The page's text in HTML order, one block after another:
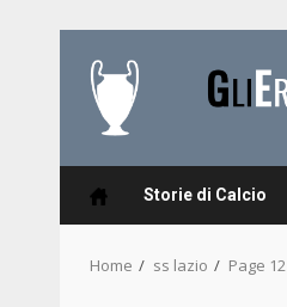
content
Storie di Calcio
Home ss lazio Page 12